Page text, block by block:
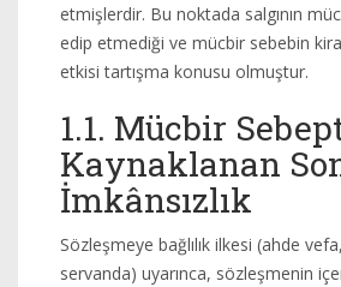
etmişlerdir. Bu noktada salgının
edip etmediği ve mücbir sebebin
etkisi tartışma konusu olmuştur.
1.1. Mücbir
Kaynaklanan
İmkânsızlık
Sözleşmeye bağlılık ilkesi (ahde
servanda) uyarınca, sözleşmenin